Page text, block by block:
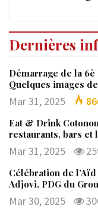
Dernières
Démarrage de la
Quelques images
Mar 31, 2025
Eat & Drink
restaurants, bars et
Mar 31, 2025
Célébration de
Adjovi, PDG du
Mar 30, 2025